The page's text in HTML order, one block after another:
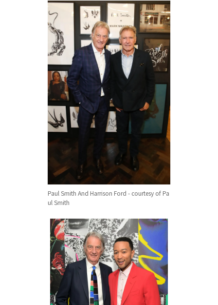
Paul Smith And Harrison Ford - courtesy of Pa
ul Smith